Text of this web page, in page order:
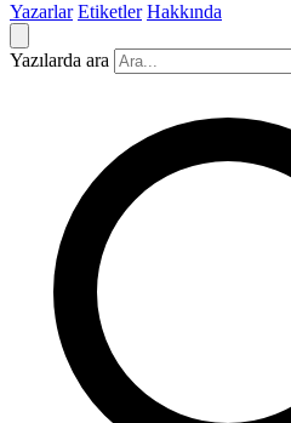
Yazarlar Etiketler Hakkında
Yazılarda ara